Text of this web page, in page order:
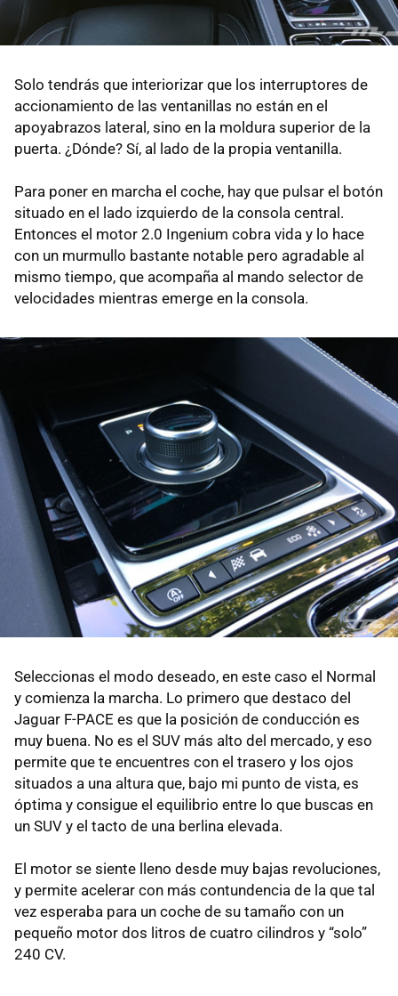
Solo tendrás que interiorizar que los interruptores de
accionamiento de las ventanillas no están en el
apoyabrazos lateral, sino en la moldura superior de la
puerta. ¿Dónde? Sí, al lado de la propia ventanilla.
Para poner en marcha el coche, hay que pulsar el botón
situado en el lado izquierdo de la consola central.
Entonces el motor 2.0 Ingenium cobra vida y lo hace
con un murmullo bastante notable pero agradable al
mismo tiempo, que acompaña al mando selector de
velocidades mientras emerge en la consola.
Seleccionas el modo deseado, en este caso el Normal
y comienza la marcha. Lo primero que destaco del
Jaguar F-PACE es que la posición de conducción es
muy buena. No es el SUV más alto del mercado, y eso
permite que te encuentres con el trasero y los ojos
situados a una altura que, bajo mi punto de vista, es
óptima y consigue el equilibrio entre lo que buscas en
un SUV y el tacto de una berlina elevada.
El motor se siente lleno desde muy bajas revoluciones,
y permite acelerar con más contundencia de la que tal
vez esperaba para un coche de su tamaño con un
pequeño motor dos litros de cuatro cilindros y “solo”
240 CV.